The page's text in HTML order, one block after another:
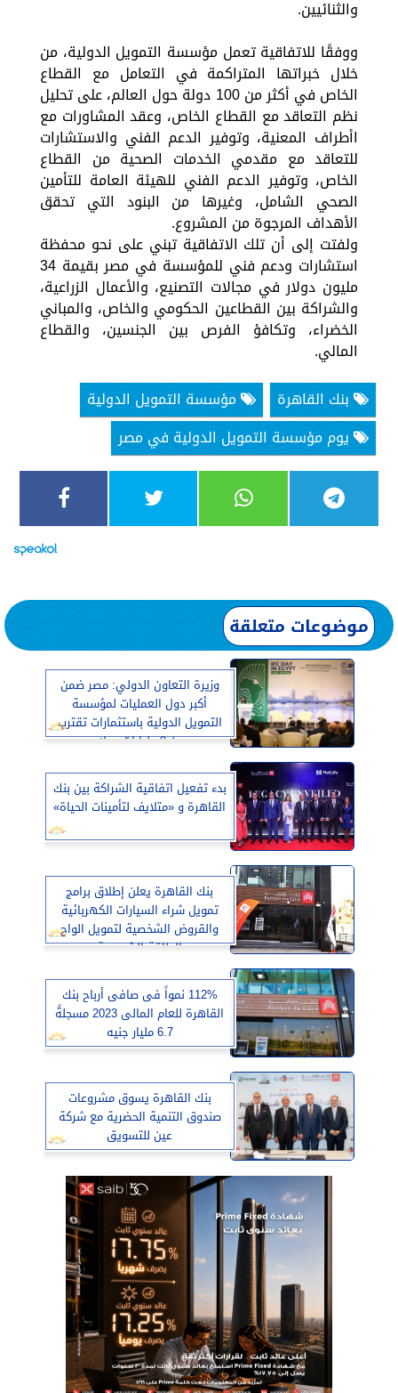
والثنائيين.
ووفقًا للاتفاقية تعمل مؤسسة التمويل الدولية، من
خلال خبراتها المتراكمة في التعامل مع القطاع
الخاص في أكثر من 100 دولة حول العالم، على تحليل
نظم التعاقد مع القطاع الخاص، وعقد المشاورات مع
اأطراف المعنية، وتوفير الدعم الفني والاستشارات
للتعاقد مع مقدمي الخدمات الصحية من القطاع
الخاص، وتوفير الدعم الفني للهيئة العامة للتأمين
الصحي الشامل، وغيرها من البنود التي تحقق
الأهداف المرجوة من المشروع.
ولفتت إلى أن تلك الاتفاقية تبني على نحو محفظة
استشارات ودعم فني للمؤسسة في مصر بقيمة 34
مليون دولار في مجالات التصنيع، والأعمال الزراعية،
والشراكة بين القطاعين الحكومي والخاص، والمباني
الخضراء، وتكافؤ الفرص بين الجنسين، والقطاع
المالي.
بنك القاهرة
مؤسسة التمويل الدولية
يوم مؤسسة التمويل الدولية في مصر
موضوعات متعلقة
وزيرة التعاون الدولي: مصر ضمن
أكبر دول العمليات لمؤسسة
التمويل الدولية باستثمارات تقترب
من 9 مليارات دولار
بدء تفعيل اتفاقية الشراكة بين بنك
القاهرة و «متلايف لتأمينات الحياة»
بنك القاهرة يعلن إطلاق برامج
تمويل شراء السيارات الكهربائية
والقروض الشخصية لتمويل الواح
الطاقة الشمسية
112% نمواً فى صافى أرباح بنك
القاهرة للعام المالى 2023 مسجلةً
6.7 مليار جنيه
بنك القاهرة يسوق مشروعات
صندوق التنمية الحضرية مع شركة
عين للتسويق